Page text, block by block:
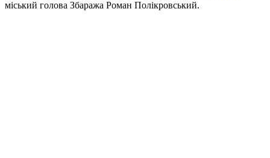
міський голова Збаража Роман Полікровський.